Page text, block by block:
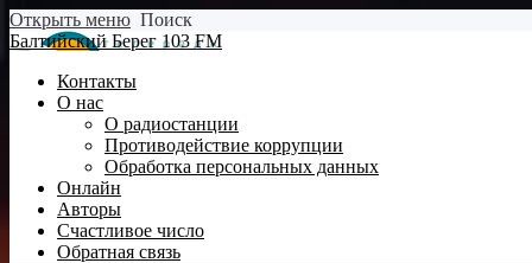
Открыть меню Поиск
Балтийский Берег 103 FM
Контакты
О нас
О радиостанции
Противодействие коррупции
Обработка персональных данных
Онлайн
Авторы
Счастливое число
Обратная связь